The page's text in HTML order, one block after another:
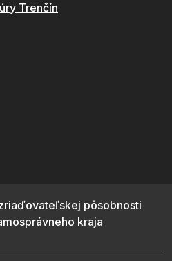
Trenčín
pôsobnosti
kraja